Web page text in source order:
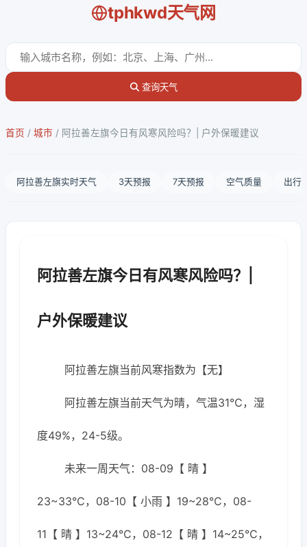
tphkwd天气网
查询天气
首页 / 城市 / 阿拉善左旗今日有风寒风险吗？| 户外保暖建议
阿拉善左旗实时天气 3天预报 7天预报 空气质量 出行
阿拉善左旗今日有风寒风险吗？|
户外保暖建议
阿拉善左旗当前风寒指数为【无】
阿拉善左旗当前天气为晴，气温31℃，湿
度49%，24-5级。
未来一周天气：08-09【 晴 】
23~33℃，08-10【 小雨 】19~28℃，08-
11【 晴 】13~24℃，08-12【 晴 】14~25℃，